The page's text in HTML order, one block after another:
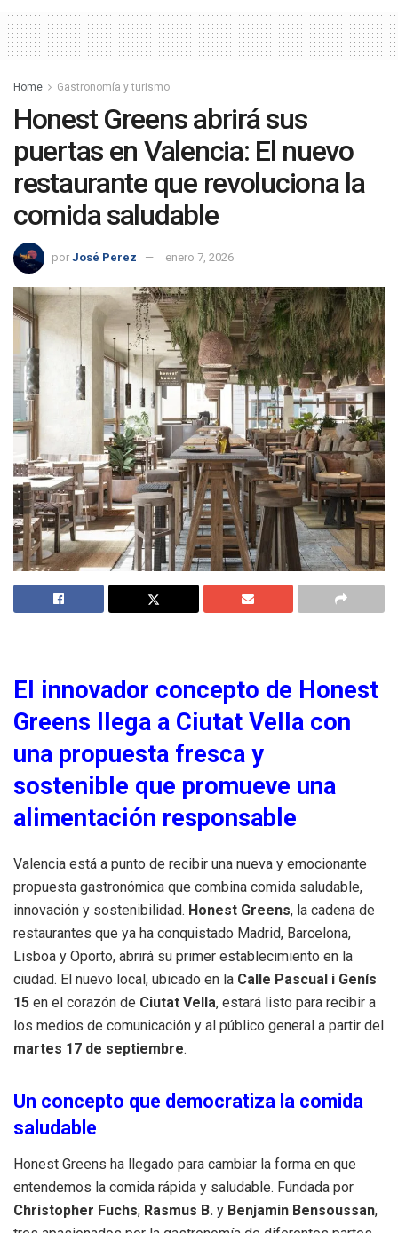
Home Gastronomía y turismo
Honest Greens abrirá sus
puertas en Valencia: El nuevo
restaurante que revoluciona la
comida saludable
por José Perez enero 7, 2026
El innovador concepto de Honest
Greens llega a Ciutat Vella con
una propuesta fresca y
sostenible que promueve una
alimentación responsable
Valencia está a punto de recibir una nueva y emocionante
propuesta gastronómica que combina comida saludable,
innovación y sostenibilidad. Honest Greens, la cadena de
restaurantes que ya ha conquistado Madrid, Barcelona,
Lisboa y Oporto, abrirá su primer establecimiento en la
ciudad. El nuevo local, ubicado en la Calle Pascual i Genís
15 en el corazón de Ciutat Vella, estará listo para recibir a
los medios de comunicación y al público general a partir del
martes 17 de septiembre.
Un concepto que democratiza la comida
saludable
Honest Greens ha llegado para cambiar la forma en que
entendemos la comida rápida y saludable. Fundada por
Christopher Fuchs, Rasmus B. y Benjamin Bensoussan,